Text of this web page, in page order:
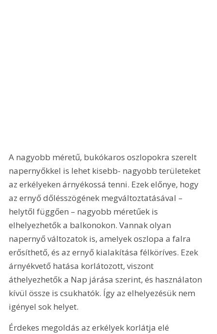
A nagyobb méretű, bukókaros oszlopokra szerelt
napernyőkkel is lehet kisebb- nagyobb területeket
az erkélyeken árnyékossá tenni. Ezek előnye, hogy
az ernyő dőlésszögének megváltoztatásával –
helytől függően – nagyobb méretűek is
elhelyezhetők a balkonokon. Vannak olyan
napernyő változatok is, amelyek oszlopa a falra
erősíthető, és az ernyő kialakítása félköríves. Ezek
árnyékvető hatása korlátozott, viszont
áthelyezhetők a Nap járása szerint, és használaton
kívül össze is csukhatók. Így az elhelyezésük nem
igényel sok helyet.
Érdekes megoldás az erkélyek korlátja elé